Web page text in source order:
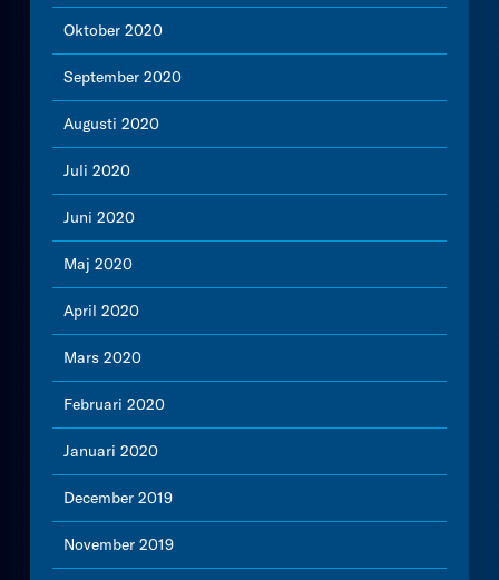
Oktober 2020
September 2020
Augusti 2020
Juli 2020
Juni 2020
Maj 2020
April 2020
Mars 2020
Februari 2020
Januari 2020
December 2019
November 2019